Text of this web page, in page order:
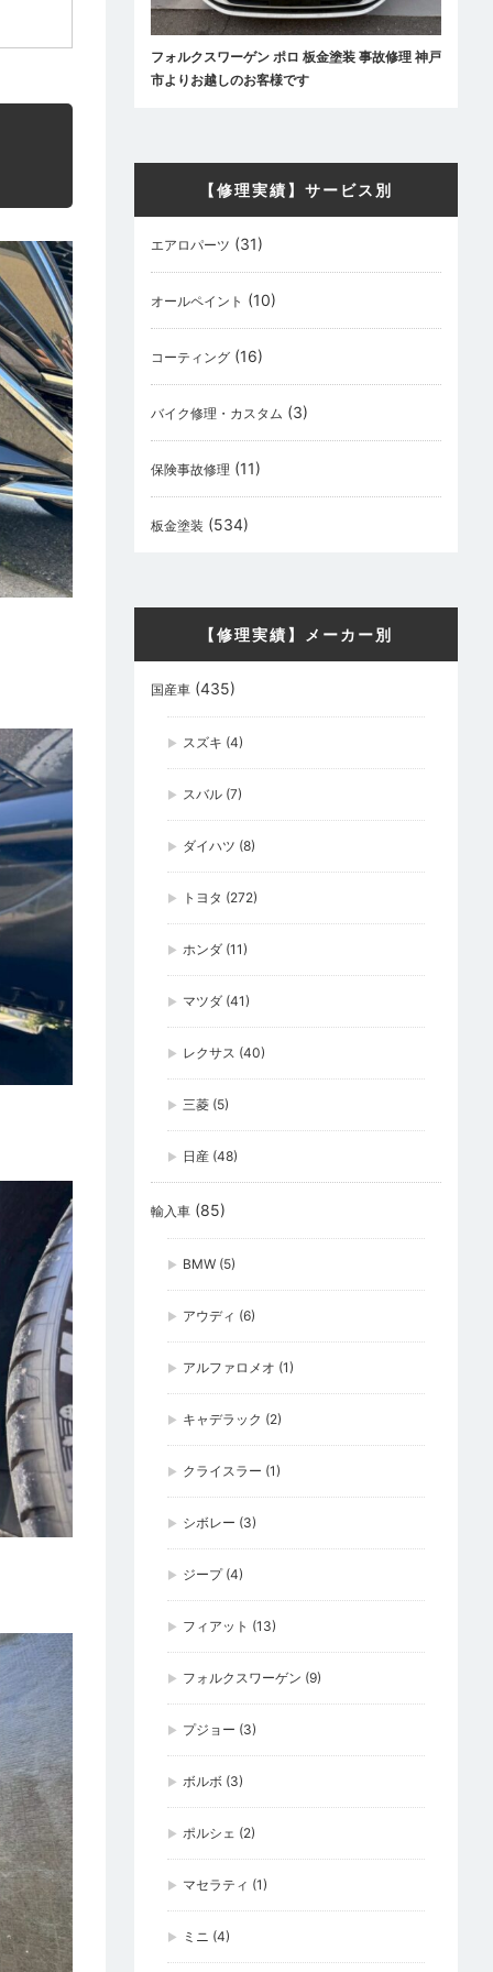
フォルクスワーゲン ポロ 板金塗装 事故修理 神戸
市よりお越しのお客様です
【修理実績】サービス別
エアロパーツ (31)
オールペイント (10)
コーティング(16)
バイク修理・カスタム (3)
保険事故修理 (11)
板金塗装 (534)
【修理実績】メーカー別
国産車(435)
スズキ (4)
スバル(7)
ダイハツ (8)
トヨタ (272)
ホンダ(11)
マツダ(41)
レクサス (40)
三菱(5)
日産(48)
輸入車(85)
BMW(5)
アウディ (6)
アルファロメオ (1)
キャデラック (2)
クライスラー (1)
シボレー (3)
ジープ(4)
フィアット (13)
フォルクスワーゲン (9)
プジョー (3)
ボルボ(3)
ポルシェ (2)
マセラティ (1)
ミニ (4)